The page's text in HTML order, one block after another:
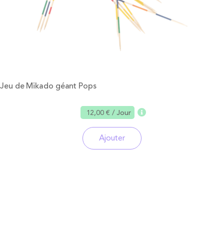
Jeu de Mikado géant Pops
12,00 €/ Jour
Ajouter